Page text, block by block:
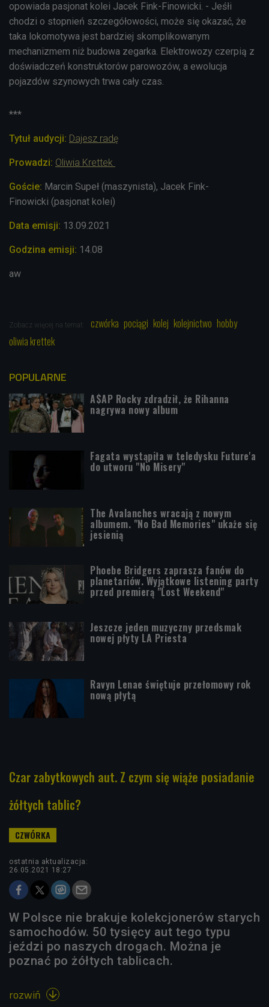
opowiada pasjonat kolei Jacek Fink-Finowicki . - Jeśłi
chodzi o stopnień szczegółowości, może się okazać, że
taka lokomotywa jest bardziej skomplikowanym
mechanizmem niż budowa zegarka. Elektrowozy czerpią z
doświadczeń konstruktorów parowozów, a ewolucja
pojazdów szynowych trwa cały czas.
***
Tytuł audycji: Dajesz radę
Prowadzi: Oliwia Krettek
Goście: Marcin Supeł (maszynista), Jacek Fink-
Finowicki (pasjonat kolei)
Data emisji: 13.09.2021
Godzina emisji: 14.08
aw
Zobacz więcej na temat: czwórka pociągi kolej kolejnictwo hobby
oliwia krettek
POPULARNE
A$AP Rocky zdradził, że Rihanna
nagrywa nowy album
Fagata wystąpiła w teledysku Future'a
do utworu "No Misery"
The Avalanches wracają z nowym
albumem. "No Bad Memories" ukaże się
jesienią
Phoebe Bridgers zaprasza fanów do
planetariów. Wyjątkowe listening party
przed premierą "Lost Weekend"
Jeszcze jeden muzyczny przedsmak
nowej płyty LA Priesta
Ravyn Lenae świętuje przełomowy rok
nową płytą
Czar zabytkowych aut. Z czym się wiąże posiadanie
żółtych tablic?
ostatnia aktualizacja:
26.05.2021 18:27
W Polsce nie brakuje kolekcjonerów starych
samochodów. 50 tysięcy aut tego typu
jeździ po naszych drogach. Można je
poznać po żółtych tablicach.
rozwiń 